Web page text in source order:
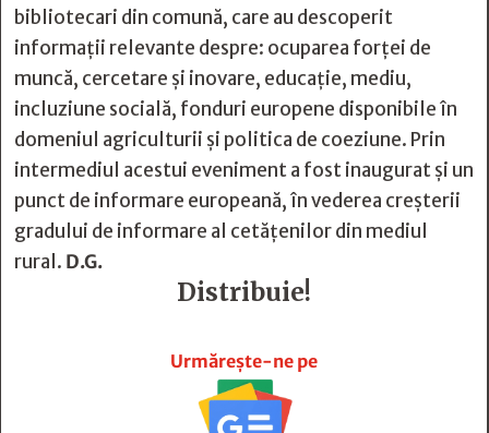
bibliotecari din comună, care au descoperit
informații relevante despre: ocuparea forței de
muncă, cercetare și inovare, educație, mediu,
incluziune socială, fonduri europene disponibile în
domeniul agriculturii și politica de coeziune. Prin
intermediul acestui eveniment a fost inaugurat și un
punct de informare europeană, în vederea creșterii
gradului de informare al cetățenilor din mediul
rural. D.G.
Distribuie!
Urmărește-ne pe